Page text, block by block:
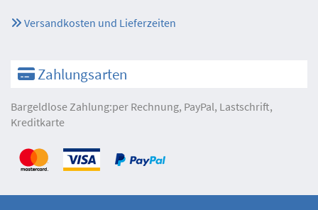
Versandkosten und Lieferzeiten
Zahlungsarten
Bargeldlose Zahlung:per Rechnung, PayPal, Lastschrift,
Kreditkarte